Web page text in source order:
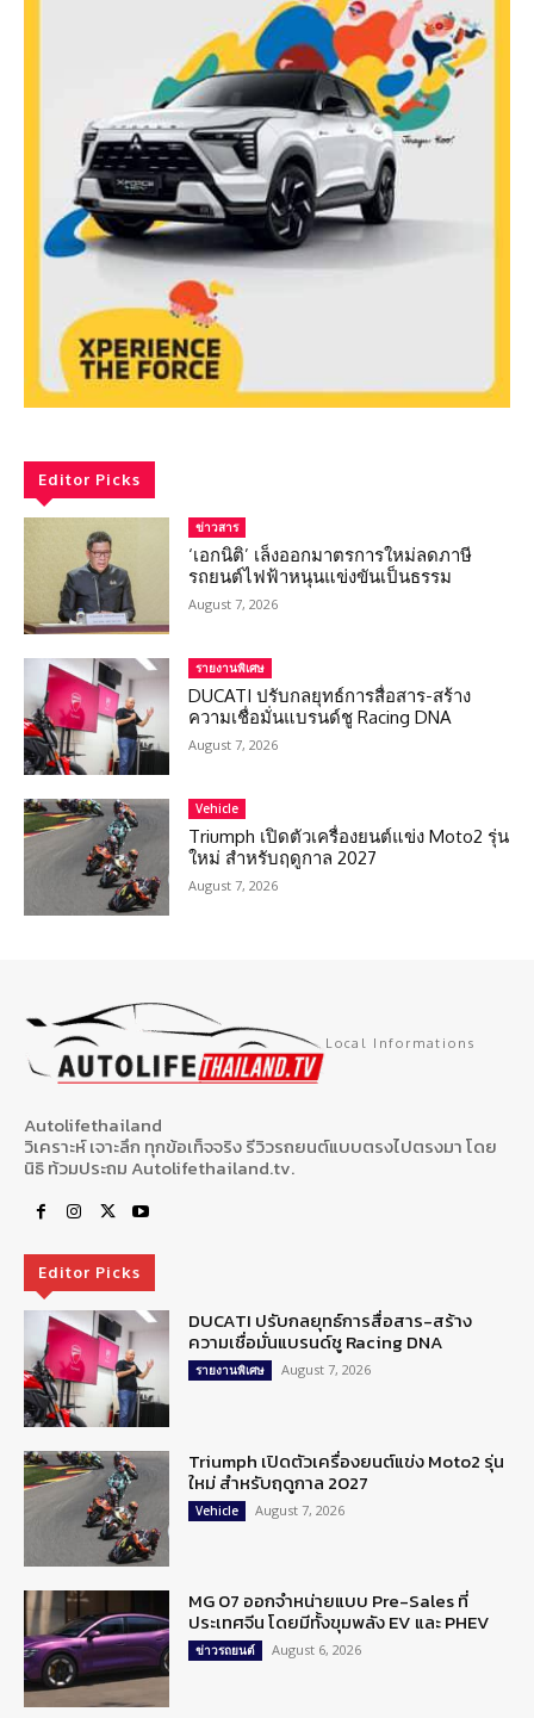
Editor Picks
ข่าวสาร
‘เอกนิติ’ เล็งออกมาตรการใหม่ลดภาษี
รถยนต์ไฟฟ้าหนุนแข่งขันเป็นธรรม
August 7, 2026
รายงานพิเศษ
DUCATI ปรับกลยุทธ์การสื่อสาร-สร้าง
ความเชื่อมั่นแบรนด์ชู Racing DNA
August 7, 2026
Vehicle
Triumph เปิดตัวเครื่องยนต์แข่ง Moto2 รุ่น
ใหม่ สำหรับฤดูกาล 2027
August 7, 2026
Local Informations
Autolifethailand
วิเคราะห์ เจาะลึก ทุกข้อเท็จจริง รีวิวรถยนต์แบบตรงไปตรงมา โดย
นิธิ ท้วมประถม Autolifethailand.tv.
Editor Picks
DUCATI ปรับกลยุทธ์การสื่อสาร-สร้าง
ความเชื่อมั่นแบรนด์ชู Racing DNA
รายงานพิเศษ August 7, 2026
Triumph เปิดตัวเครื่องยนต์แข่ง Moto2 รุ่น
ใหม่ สำหรับฤดูกาล 2027
Vehicle August 7, 2026
MG 07 ออกจำหน่ายแบบ Pre-Sales ที่
ประเทศจีน โดยมีทั้งขุมพลัง EV และ PHEV
ข่าวรถยนต์ August 6, 2026